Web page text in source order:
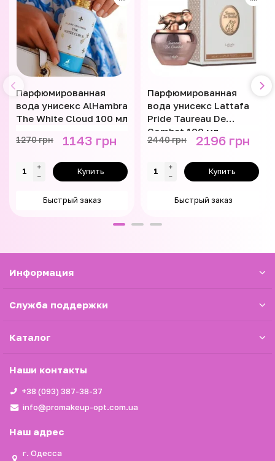
Парфюмированная
вода унисекс AlHambra
The White Cloud 100 мл
1270 грн 1143 грн
Купить
Быстрый заказ
Парфюмированная
вода унисекс Lattafa
Pride Taureau De
Combat 100 мл
2440 грн 2196 грн
Купить
Быстрый заказ
Информация
Служба поддержки
Каталог
Наши контакты
+38 (093) 387-38-37
info@promakeup-opt.com.ua
Наш адрес
г. Одесса